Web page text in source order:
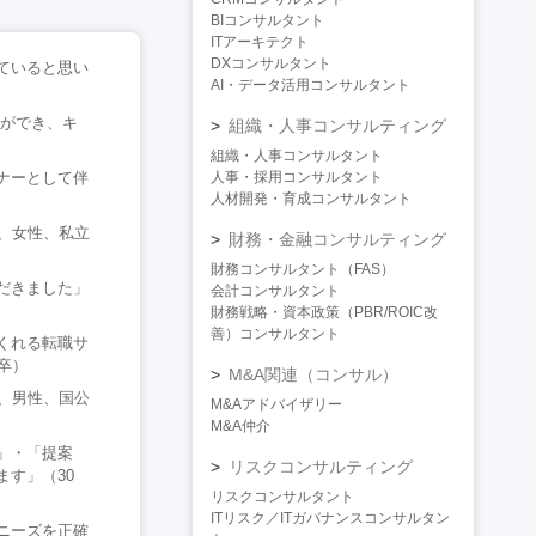
いると思い
でき、キ
ーとして伴
女性、私立
ました」
れる転職サ
）
男性、国公
・「提案
す」（30
ーズを正確
BIコンサルタント
ITアーキテクト
DXコンサルタント
AI・データ活用コンサルタント
組織・人事コンサルティング
組織・人事コンサルタント
人事・採用コンサルタント
人材開発・育成コンサルタント
財務・金融コンサルティング
財務コンサルタント（FAS）
会計コンサルタント
財務戦略・資本政策（PBR/ROIC改
善）コンサルタント
M&A関連（コンサル）
M&Aアドバイザリー
M&A仲介
リスクコンサルティング
リスクコンサルタント
ITリスク／ITガバナンスコンサルタン